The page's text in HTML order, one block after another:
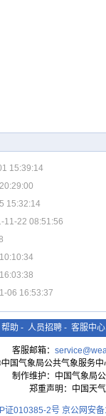
15:39:14
15:32:14
11-22 08:51:56
06 16:53:37
帮助 - 人员招聘 - 客服中心
客服邮箱：
国气象局公共气象服务
制作维护：中国气象局
郑重声明：中国天
证010385-2号 京公网安